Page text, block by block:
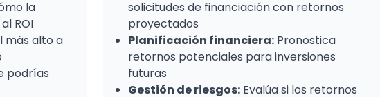
la
ROI
más alto a
podrías
solicitudes de financiación con retornos
proyectados
Planificación financiera: Pronostica
retornos potenciales para inversiones
futuras
Gestión de riesgos: Evalúa si los retornos